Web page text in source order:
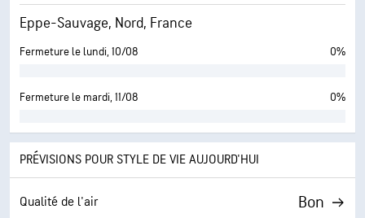
Eppe-Sauvage, Nord, France
Fermeture le lundi, 10/08 0%
Fermeture le mardi, 11/08 0%
PRÉVISIONS POUR STYLE DE VIE AUJOURD'HUI
Qualité de l'air Bon